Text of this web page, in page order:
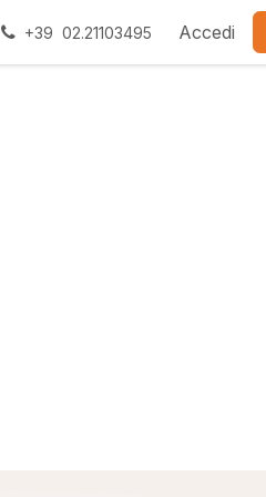
con noi
+39 02.21103495 Accedi